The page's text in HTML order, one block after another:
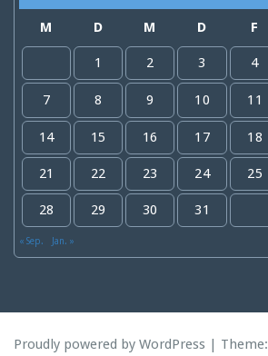
M D M D F
1 2 3 4
7 8 9 10 11
14 15 16 17 18
21 22 23 24 25
28 29 30 31
« Sep. Jan. »
Proudly powered by WordPress | Theme: